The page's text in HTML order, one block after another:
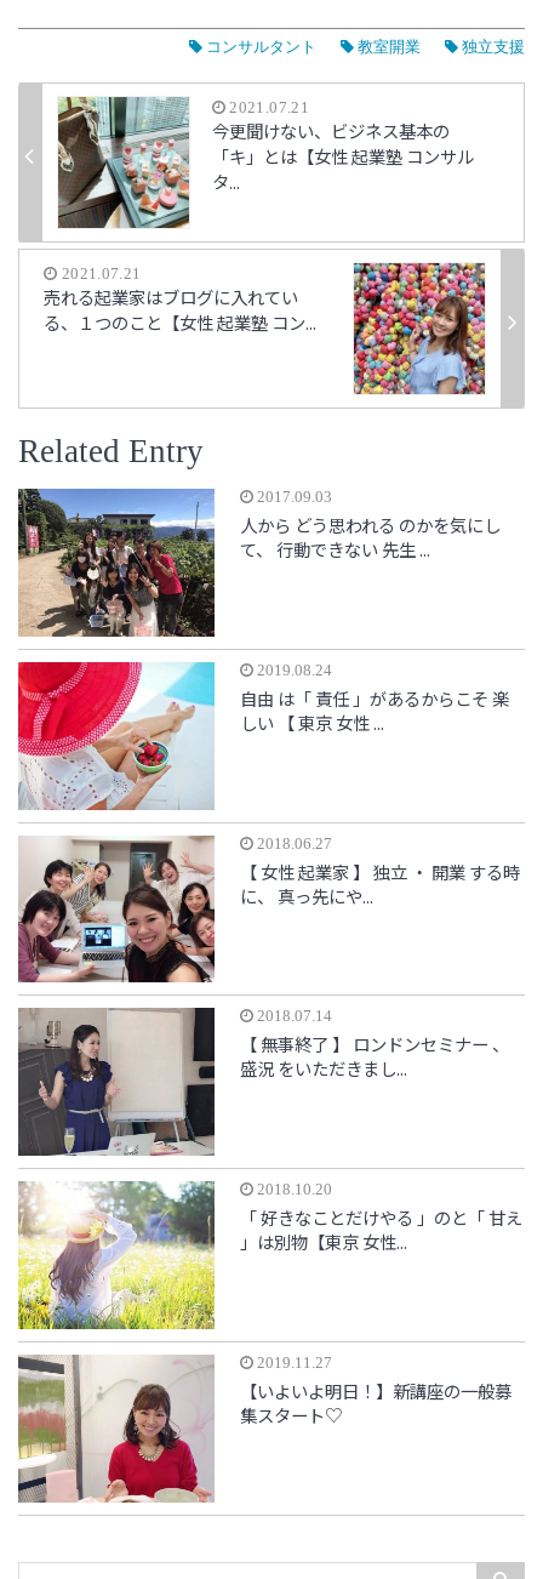
コンサルタント 教室開業 独立支援
2021.07.21
今更聞けない、ビジネス基本の
「キ」とは【女性 起業塾 コンサル
タ...
2021.07.21
売れる起業家はブログに入れてい
る、１つのこと【女性 起業塾 コン...
Related Entry
2017.09.03
人から どう思われる のかを気にし
て、 行動できない 先生 ...
2019.08.24
自由 は「 責任 」があるからこそ 楽
しい 【 東京 女性 ...
2018.06.27
【 女性 起業家 】 独立 ・ 開業 する時
に、 真っ先にや...
2018.07.14
【 無事終了 】 ロンドンセミナー 、
盛況 をいただきまし...
2018.10.20
「 好きなことだけやる 」のと「 甘え
」は別物【東京 女性...
2019.11.27
【いよいよ明日！】新講座の一般募
集スタート♡